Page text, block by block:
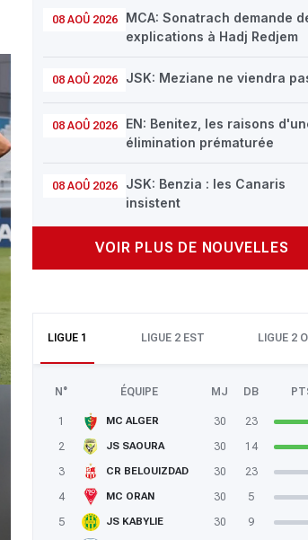
08 AOÛ 2026
MCA: Sonatrach demande
explications à Hadj Redjem
08 AOÛ 2026 JSK: Meziane ne viendra
08 AOÛ 2026
EN: Benitez, les raisons
élimination prématurée
08 AOÛ 2026
JSK: Benzia : les Canaris
insistent
VOIR PLUS DE NOUVELLES
LIGUE 1 LIGUE 2 EST LIGUE 2
N° ÉQUIPE MJ DB
1 MC ALGER 30 23
2
JS SAOURA 30 14
3
CR BELOUIZDAD 30 23
4
MC ORAN 30 5
5
JS KABYLIE 30 9